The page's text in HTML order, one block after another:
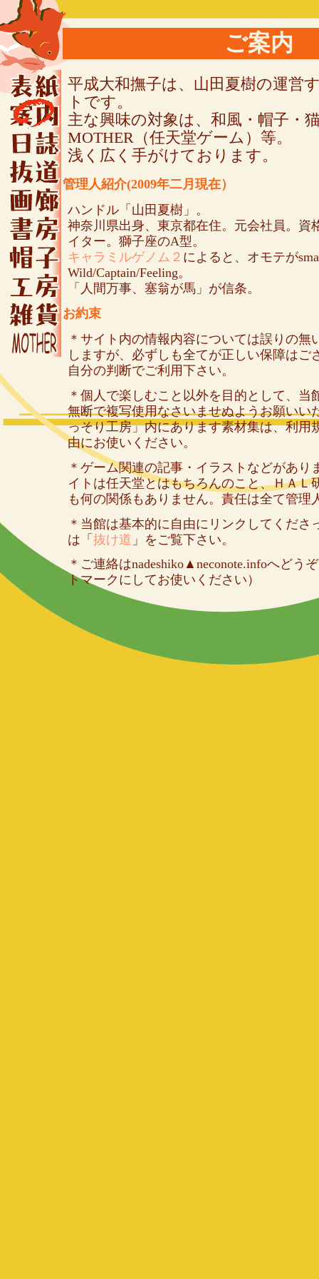
ご案内
平成大和撫子は、山田夏樹の運営
トです。
主な興味の対象は、和風・帽子・
MOTHER（任天堂ゲーム）等。
浅く広く手がけております。
管理人紹介(2009年二月現在）
ハンドル「山田夏樹」。
神奈川県出身、東京都在住。元会社員。資
イター。獅子座のA型。
キャラミルゲノム２ によると、オモテが
Wild/Captain/Feeling。
「人間万事、塞翁が馬」が信条。
お約束
＊サイト内の情報内容については誤りの無
しますが、必ずしも全てが正しい保障はご
自分の判断でご利用下さい。
＊個人で楽しむこと以外を目的として、当
無断で複写使用なさいませぬようお願いい
っそり工房」内にあります素材集は、利用
由にお使いください。
＊ゲーム関連の記事・イラストなどがあり
イトは任天堂とはもちろんのこと、ＨＡＬ
も何の関係もありません。責任は全て管理
＊当館は基本的に自由にリンクしてくださ
は「 抜け道 」をご覧下さい。
＊ご連絡はnadeshiko▲neconote.infoへどう
トマークにしてお使いください）